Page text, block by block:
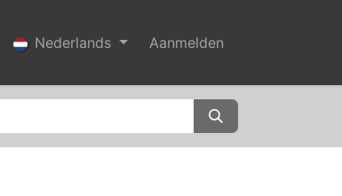
Nederlands Aanmelden